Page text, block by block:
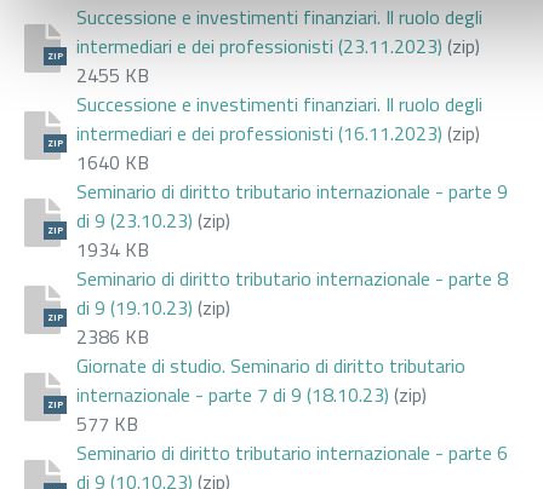
ZIP
Successione e investimenti finanziari. Il ruolo degli
intermediari e dei professionisti (23.11.2023) (zip)
2455 KB
ZIP
Successione e investimenti finanziari. Il ruolo degli
intermediari e dei professionisti (16.11.2023) (zip)
1640 KB
ZIP
Seminario di diritto tributario internazionale - parte 9
di 9 (23.10.23) (zip)
1934 KB
ZIP
Seminario di diritto tributario internazionale - parte 8
di 9 (19.10.23) (zip)
2386 KB
ZIP
Giornate di studio. Seminario di diritto tributario
internazionale - parte 7 di 9 (18.10.23) (zip)
577 KB
Seminario di diritto tributario internazionale - parte 6
di 9 (10.10.23) (zip)